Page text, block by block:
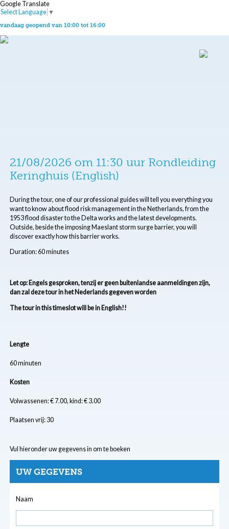
Google Translate
Select Language ▼
vandaag geopend van 10:00 tot 16:00
21/08/2026 om 11:30 uur Rondleiding
Keringhuis (English)
During the tour, one of our professional guides will tell you everything you
want to know about flood risk management in the Netherlands, from the
1953 flood disaster to the Delta works and the latest developments.
Outside, beside the imposing Maeslant storm surge barrier, you will
discover exactly how this barrier works.
Duration: 60 minutes
Let op: Engels gesproken, tenzij er geen buitenlandse aanmeldingen zijn,
dan zal deze tour in het Nederlands gegeven worden
The tour in this timeslot will be in English!!
Lengte
60 minuten
Kosten
Volwassenen: € 7.00, kind: € 3.00
Plaatsen vrij: 30
Vul hieronder uw gegevens in om te boeken
UW GEGEVENS
Naam